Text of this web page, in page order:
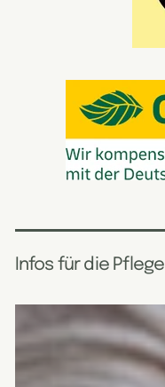
Infos für die Pflege